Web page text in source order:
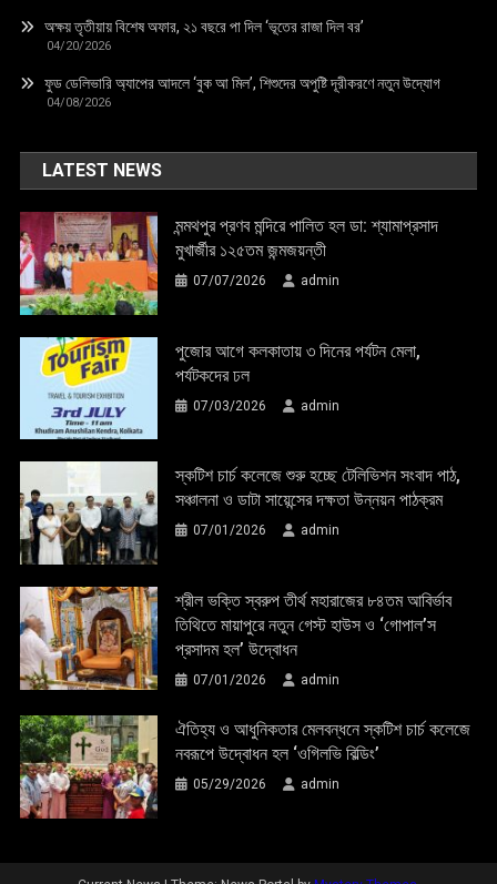
অক্ষয় তৃতীয়ায় বিশেষ অফার, ২১ বছরে পা দিল ‘ভূতের রাজা দিল বর’
04/20/2026
ফুড ডেলিভারি অ্যাপের আদলে ‘বুক আ মিল’, শিশুদের অপুষ্টি দূরীকরণে নতুন উদ্যোগ
04/08/2026
LATEST NEWS
মন্মথপুর প্রণব মন্দিরে পালিত হল ডা: শ্যামাপ্রসাদ
মুখার্জীর ১২৫তম জন্মজয়ন্তী
07/07/2026 admin
পুজোর আগে কলকাতায় ৩ দিনের পর্যটন মেলা,
পর্যটকদের ঢল
07/03/2026 admin
স্কটিশ চার্চ কলেজে শুরু হচ্ছে টেলিভিশন সংবাদ পাঠ,
সঞ্চালনা ও ডাটা সায়েন্সের দক্ষতা উন্নয়ন পাঠক্রম
07/01/2026 admin
শ্রীল ভক্তি স্বরুপ তীর্থ মহারাজের ৮৪তম আবির্ভাব
তিথিতে মায়াপুরে নতুন গেস্ট হাউস ও ‘গোপাল’স
প্রসাদম হল’ উদ্বোধন
07/01/2026 admin
ঐতিহ্য ও আধুনিকতার মেলবন্ধনে স্কটিশ চার্চ কলেজে
নবরূপে উদ্বোধন হল ‘ওগিলভি বিল্ডিং’
05/29/2026 admin